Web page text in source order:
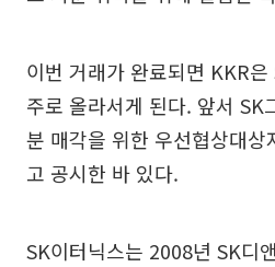
이번 거래가 완료되면 KKR
주로 올라서게 된다. 앞서 SK
분 매각을 위한 우선협상대
고 공시한 바 있다.
SK이터닉스는 2008년 SK디